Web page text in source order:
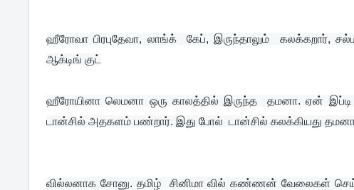
ஹீரோவா பிரபுதேவா, லாங்க்  கேப், இருந்தாலும்  கலக்கறார்,
ஆக்டிங் குட்
ஹீரோயினா லெமனா ஒரு காலத்தில் இருந்த  தமனா. ஏன்
டான்சில் அதகளம் பண்றார். இது போல்  டான்சில் கலக்கியது
வில்லனாக சோனு. தமிழ்  சினிமா வில் கண்ணன் வேலைகள்